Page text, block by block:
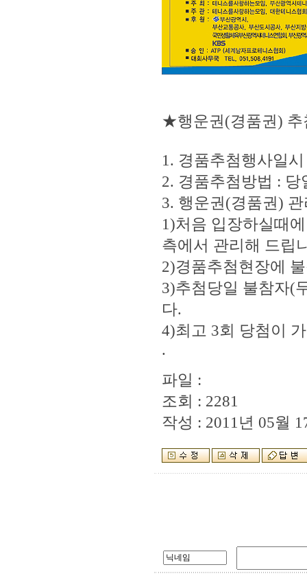
★행운권(경품권)
1. 경품추첨행사일
2. 경품추첨방법 :
3. 행운권(경품권)
1)처음 입장하실때
측에서 관리해 드립
2)경품추첨현장에
3)추첨당일 불참자(
다.
4)최고 3회 당첨이
.
파일 :
조회 : 2281
작성 : 2011년 05월